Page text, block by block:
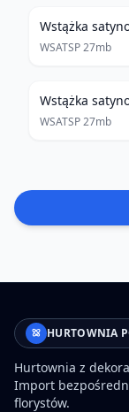
Wstążka
WSATSP 27mb
Wstążka
WSATSP 27mb
HURTOWNIA
Hurtownia z
Import
florystów.